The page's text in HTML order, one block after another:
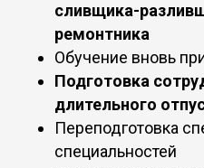
сливщика-
ремонтника
Обучение вновь
Подготовка
длительного
Переподготовка
специальностей